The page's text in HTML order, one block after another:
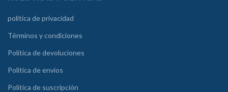
política de privacidad
Términos y condiciones
Política de devoluciones
Politica de envios
Política de suscripción